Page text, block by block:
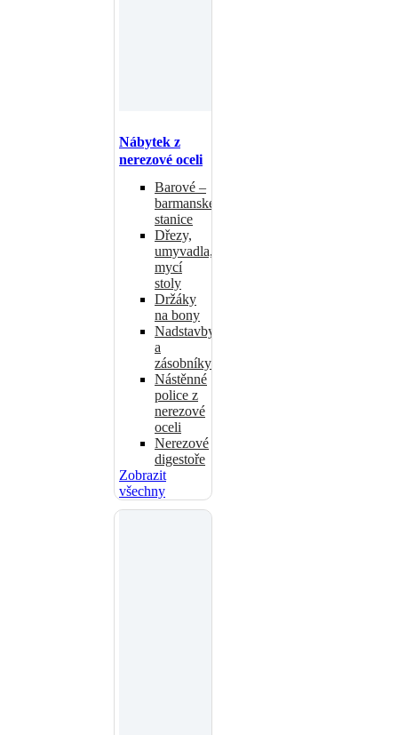
Nábytek z
nerezové oceli
Barové –
barmanské
stanice
Dřezy,
umyvadla,
mycí
stoly
Držáky
na bony
Nadstavby
a
zásobníky
Nástěnné
police z
nerezové
oceli
Nerezové
digestoře
Zobrazit
všechny